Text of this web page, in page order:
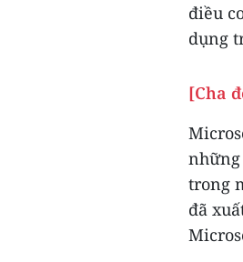
điều
dụng
[Cha
trong
đã